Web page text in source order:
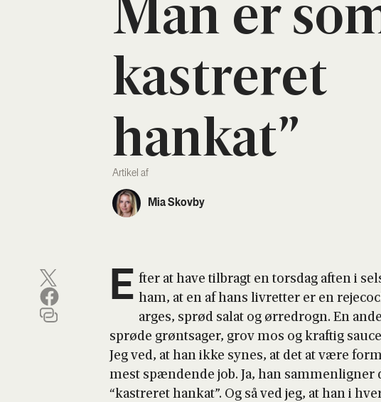
Man er
kastre­ret
hankat”
Artikel af
Mia Skovby
E fter at have til­bragt en tors­dag aften i
ham, at en af hans liv­ret­ter er en
ar­ges, sprød salat og ørredrogn. En
sprø­de grønt­sa­ger, grov mos og kraf­tig
Jeg ved, at han ikke synes, at det at være
mest spæn­den­de job. Ja, han
“kastre­ret hankat”. Og så ved jeg, at han i